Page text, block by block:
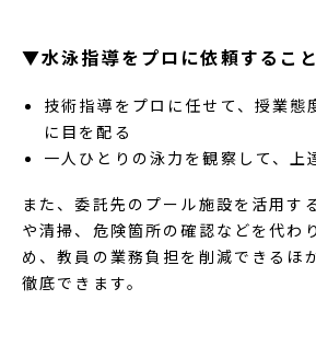
▼水泳指導をプロに依頼するこ
技術指導をプロに任せて、授業態
に目を配る
一人ひとりの泳力を観察して、上
また、委託先のプール施設を活用す
や清掃、危険箇所の確認などを代わ
め、教員の業務負担を削減できるほ
徹底できます。